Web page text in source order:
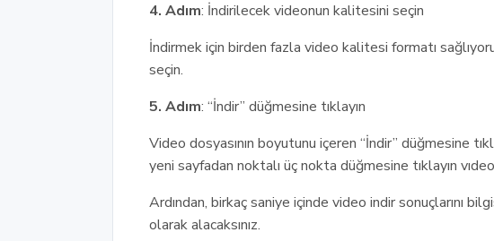
4. Adım: İndirilecek videonun kalitesini seçin
İndirmek için birden fazla video kalitesi formatı
seçin.
5. Adım: “İndir” düğmesine tıklayın
Video dosyasının boyutunu içeren “İndir” düğmesine
yeni sayfadan noktalı üç nokta düğmesine tıklayın vıdeo
Ardından, birkaç saniye içinde video indir sonuçlarını
olarak alacaksınız.